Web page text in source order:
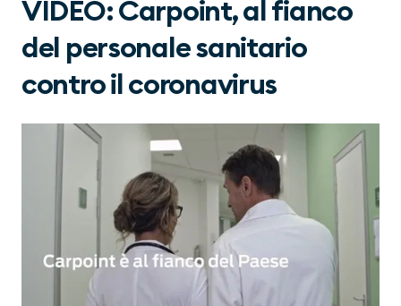
VIDEO: Carpoint, al fianco
del personale sanitario
contro il coronavirus